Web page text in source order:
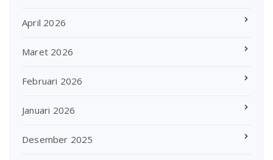
April 2026
Maret 2026
Februari 2026
Januari 2026
Desember 2025